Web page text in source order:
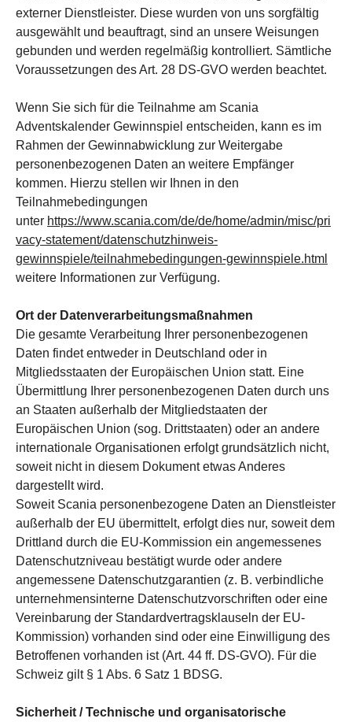
externer Dienstleister. Diese wurden von uns sorgfältig
ausgewählt und beauftragt, sind an unsere Weisungen
gebunden und werden regelmäßig kontrolliert. Sämtliche
Voraussetzungen des Art. 28 DS-GVO werden beachtet.
Wenn Sie sich für die Teilnahme am Scania
Adventskalender Gewinnspiel entscheiden, kann es im
Rahmen der Gewinnabwicklung zur Weitergabe
personenbezogenen Daten an weitere Empfänger
kommen. Hierzu stellen wir Ihnen in den
Teilnahmebedingungen
unter https://www.scania.com/de/de/home/admin/misc/pri
vacy-statement/datenschutzhinweis-
gewinnspiele/teilnahmebedingungen-gewinnspiele.html
weitere Informationen zur Verfügung.
Ort der Datenverarbeitungsmaßnahmen
Die gesamte Verarbeitung Ihrer personenbezogenen
Daten findet entweder in Deutschland oder in
Mitgliedsstaaten der Europäischen Union statt. Eine
Übermittlung Ihrer personenbezogenen Daten durch uns
an Staaten außerhalb der Mitgliedstaaten der
Europäischen Union (sog. Drittstaaten) oder an andere
internationale Organisationen erfolgt grundsätzlich nicht,
soweit nicht in diesem Dokument etwas Anderes
dargestellt wird.
Soweit Scania personenbezogene Daten an Dienstleister
außerhalb der EU übermittelt, erfolgt dies nur, soweit dem
Drittland durch die EU-Kommission ein angemessenes
Datenschutzniveau bestätigt wurde oder andere
angemessene Datenschutzgarantien (z. B. verbindliche
unternehmensinterne Datenschutzvorschriften oder eine
Vereinbarung der Standardvertragsklauseln der EU-
Kommission) vorhanden sind oder eine Einwilligung des
Betroffenen vorhanden ist (Art. 44 ff. DS-GVO). Für die
Schweiz gilt § 1 Abs. 6 Satz 1 BDSG.
Sicherheit / Technische und organisatorische